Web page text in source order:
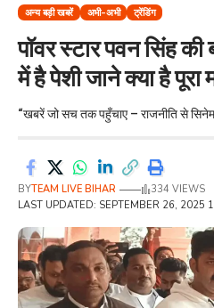
अन्य बड़ी खबरें अभी-अभी ट्रेंडिंग
पॉवर स्टार पवन सिंह
में है पेशी जाने क्या है पूरा
“खबरें जो सच तक पहुँचाए – राजनीति से
LAST UPDATED: SEPTEMBER 26, 2025
BYTEAM LIVE BIHAR 334 VIEWS